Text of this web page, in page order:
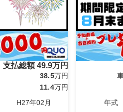
支払総額49.9万円
38.5万円
11.4万円
H27年02月
年式